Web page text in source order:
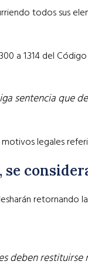
todos sus
a 1.314 del Código
sentencia que
legales
retornando
deben